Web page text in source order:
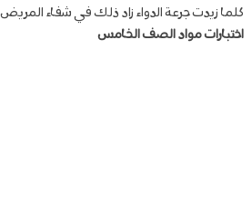
كلما زيدت جرعة الدواء زاد ذلك في شفاء المريض
اختبارات مواد الصف الخامس